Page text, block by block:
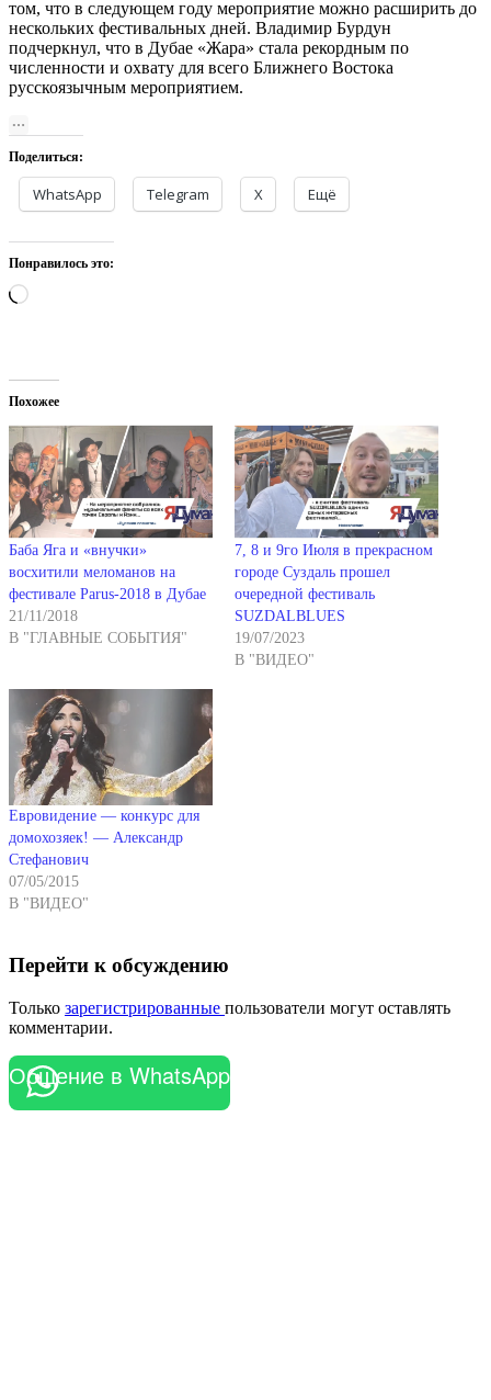
том, что в следующем году мероприятие можно расширить до
нескольких фестивальных дней. Владимир Бурдун
подчеркнул, что в Дубае «Жара» стала рекордным по
численности и охвату для всего Ближнего Востока
русскоязычным мероприятием.
Поделиться:
WhatsApp Telegram X Ещё
Понравилось это:
Загрузка…
Похожее
Баба Яга и «внучки»
восхитили меломанов на
фестивале Parus-2018 в Дубае
21/11/2018
В "ГЛАВНЫЕ СОБЫТИЯ"
7, 8 и 9го Июля в прекрасном
городе Суздаль прошел
очередной фестиваль
SUZDALBLUES
19/07/2023
В "ВИДЕО"
Евровидение — конкурс для
домохозяек! — Александр
Стефанович
07/05/2015
В "ВИДЕО"
Перейти к обсуждению
Только зарегистрированные пользователи могут оставлять
комментарии.
Общение в WhatsApp